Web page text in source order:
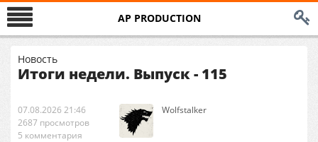
AP PRODUCTION
Новость
Итоги недели. Выпуск - 115
07.08.2026 21:46
2687 просмотров
5 комментария
Wolfstalker